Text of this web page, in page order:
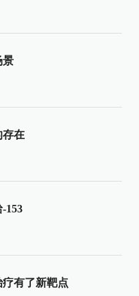
景
存在
153
有了新靶点